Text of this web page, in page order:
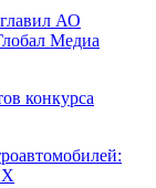
АО
Медиа
конкурса